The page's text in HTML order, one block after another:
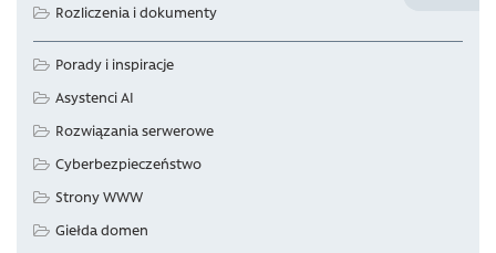
Rozliczenia i dokumenty
Porady i inspiracje
Asystenci AI
Rozwiązania serwerowe
Cyberbezpieczeństwo
Strony WWW
Giełda domen